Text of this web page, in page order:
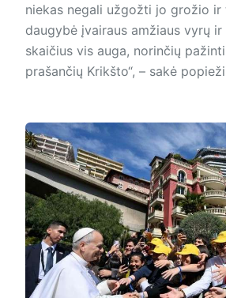
niekas negali užgožti jo grožio ir
daugybė įvairaus amžiaus vyrų
skaičius vis auga, norinčių
prašančių Krikšto“, – sakė